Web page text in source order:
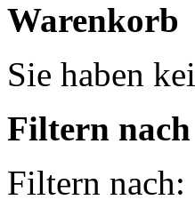
Warenkorb
Sie haben
Filtern nach
Filtern nach: